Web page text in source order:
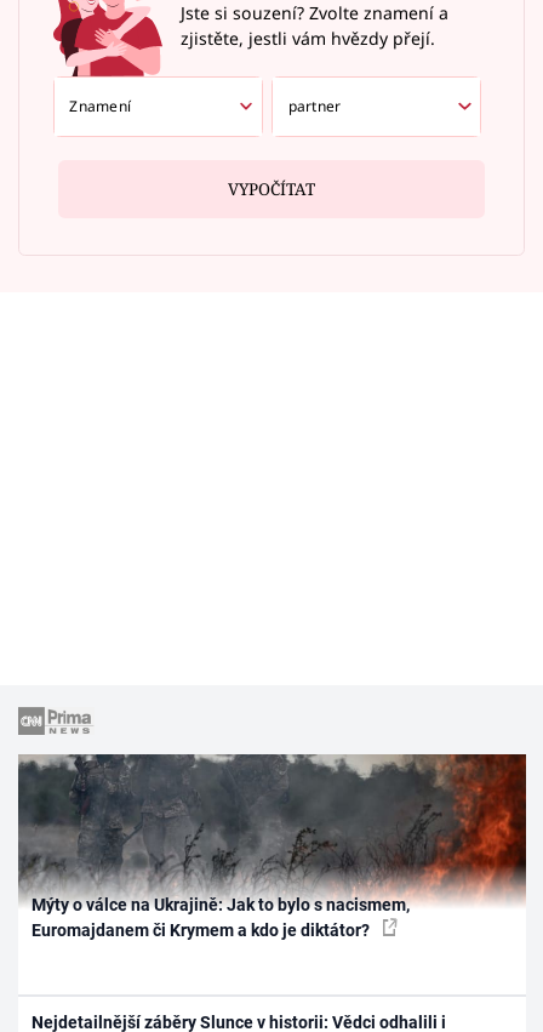
Jste si souzení? Zvolte znamení a
zjistěte, jestli vám hvězdy přejí.
VYPOČÍTAT
Mýty o válce na Ukrajině: Jak to bylo s nacismem,
Euromajdanem či Krymem a kdo je diktátor?
Nejdetailnější záběry Slunce v historii: Vědci odhalili i